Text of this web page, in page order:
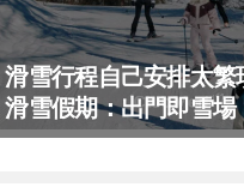
滑雪行程自己安排太繁
滑雪假期：出門即雪場
不怕預算爆表